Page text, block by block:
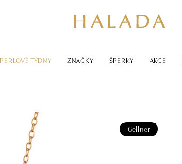
PERLOVÉ TÝDNY ZNAČKY ŠPERKY AKCE
Gellner